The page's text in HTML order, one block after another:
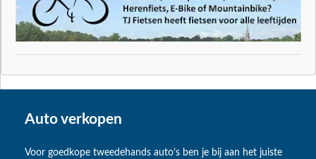
Auto verkopen
Voor goedkope tweedehands auto’s ben je bij aan het juiste